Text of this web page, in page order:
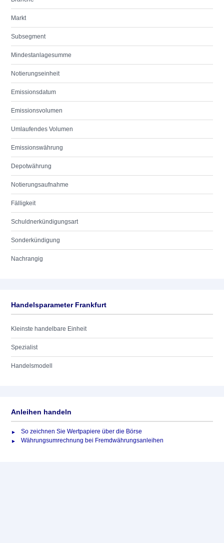
Markt
Subsegment
Mindestanlagesumme
Notierungseinheit
Emissionsdatum
Emissionsvolumen
Umlaufendes Volumen
Emissionswährung
Depotwährung
Notierungsaufnahme
Fälligkeit
Schuldnerkündigungsart
Sonderkündigung
Nachrangig
Handelsparameter Frankfurt
Kleinste handelbare Einheit
Spezialist
Handelsmodell
Anleihen handeln
So zeichnen Sie Wertpapiere über die Börse
Währungsumrechnung bei Fremdwährungsanleihen